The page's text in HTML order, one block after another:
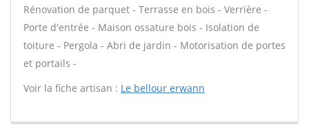
Rénovation de parquet - Terrasse en bois - Verrière -
Porte d'entrée - Maison ossature bois - Isolation de
toiture - Pergola - Abri de jardin - Motorisation de portes
et portails -
Voir la fiche artisan : Le bellour erwann